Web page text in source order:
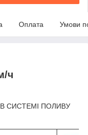
Оплата Умови
ч
СИСТЕМІ ПОЛИВУ